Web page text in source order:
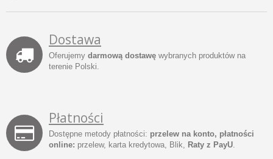
Dostawa
Oferujemy darmową dostawę wybranych produktów na
terenie Polski.
Płatności
Dostępne metody płatności: przelew na konto, płatności
online: przelew, karta kredytowa, Blik, Raty z PayU